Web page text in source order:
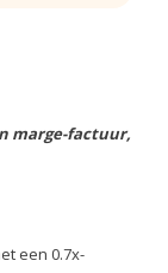
marge-factuur,
een 0.7x-